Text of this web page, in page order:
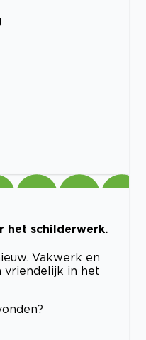
het schilderwerk.
Vakwerk en
vriendelijk in het